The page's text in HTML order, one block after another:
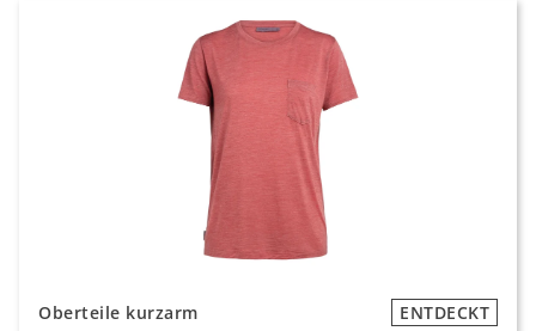
Oberteile kurzarm ENTDECKT